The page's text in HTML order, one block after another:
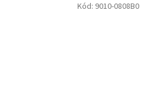
Kód: 9010-0808B0